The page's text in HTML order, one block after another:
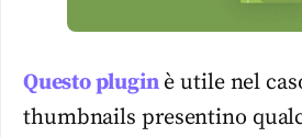
Questo pluginè utile nel
thumbnails presentino